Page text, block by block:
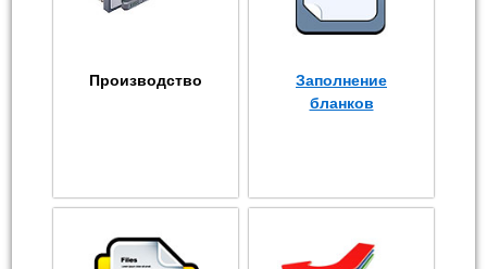
Производство
Заполнение
бланков